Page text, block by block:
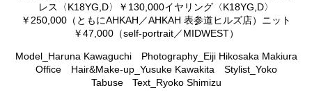
レス〈K18YG,D〉￥130,000イヤリング〈K18YG,D〉
￥250,000（ともにAHKAH／AHKAH 表参道ヒルズ店）ニット
￥47,000（self-portrait／MIDWEST）
Model_Haruna Kawaguchi Photography_Eiji Hikosaka Makiura
Office Hair&Make-up_Yusuke Kawakita Stylist_Yoko
Tabuse Text_Ryoko Shimizu